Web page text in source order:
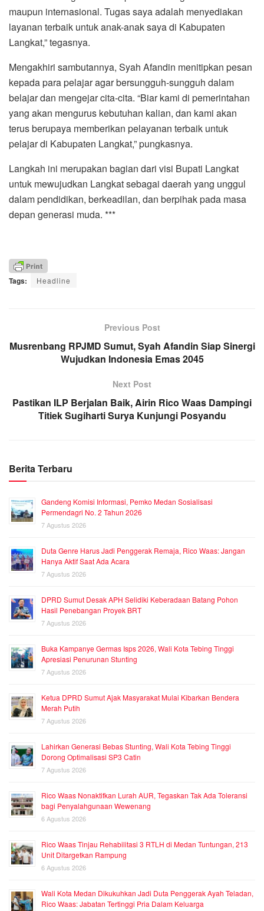
maupun internasional. Tugas saya adalah menyediakan
layanan terbaik untuk anak-anak saya di Kabupaten
Langkat,” tegasnya.
Mengakhiri sambutannya, Syah Afandin menitipkan pesan
kepada para pelajar agar bersungguh-sungguh dalam
belajar dan mengejar cita-cita. “Biar kami di pemerintahan
yang akan mengurus kebutuhan kalian, dan kami akan
terus berupaya memberikan pelayanan terbaik untuk
pelajar di Kabupaten Langkat,” pungkasnya.
Langkah ini merupakan bagian dari visi Bupati Langkat
untuk mewujudkan Langkat sebagai daerah yang unggul
dalam pendidikan, berkeadilan, dan berpihak pada masa
depan generasi muda. ***
Tags: Headline
Previous Post
Musrenbang RPJMD Sumut, Syah Afandin Siap Sinergi
Wujudkan Indonesia Emas 2045
Next Post
Pastikan ILP Berjalan Baik, Airin Rico Waas Dampingi
Titiek Sugiharti Surya Kunjungi Posyandu
Berita Terbaru
Gandeng Komisi Informasi, Pemko Medan Sosialisasi
Permendagri No. 2 Tahun 2026
7 Agustus 2026
Duta Genre Harus Jadi Penggerak Remaja, Rico Waas: Jangan
Hanya Aktif Saat Ada Acara
7 Agustus 2026
DPRD Sumut Desak APH Selidiki Keberadaan Batang Pohon
Hasil Penebangan Proyek BRT
7 Agustus 2026
Buka Kampanye Germas Isps 2026, Wali Kota Tebing Tinggi
Apresiasi Penurunan Stunting
7 Agustus 2026
Ketua DPRD Sumut Ajak Masyarakat Mulai Kibarkan Bendera
Merah Putih
7 Agustus 2026
Lahirkan Generasi Bebas Stunting, Wali Kota Tebing Tinggi
Dorong Optimalisasi SP3 Catin
7 Agustus 2026
Rico Waas Nonaktifkan Lurah AUR, Tegaskan Tak Ada Toleransi
bagi Penyalahgunaan Wewenang
6 Agustus 2026
Rico Waas Tinjau Rehabilitasi 3 RTLH di Medan Tuntungan, 213
Unit Ditargetkan Rampung
6 Agustus 2026
Wali Kota Medan Dikukuhkan Jadi Duta Penggerak Ayah Teladan,
Rico Waas: Jabatan Tertinggi Pria Dalam Keluarga